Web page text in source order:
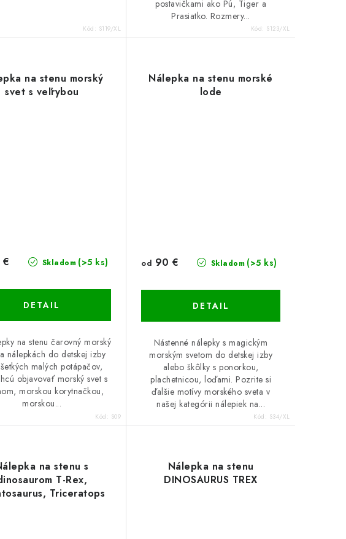
Kód: S119/XL
postavičkami ako Pú, Tiger a
Prasiatko. Rozmery...
Kód: S123/XL
na stenu morský
svet s veľrybou
Skladom (>5 ks)
€
DETAIL
na stenu čarovný morský
nálepkách do detskej izby
malých potápačov,
objavovať morský svet s
morskou korytnačkou,
morskou...
Kód: S09
Nálepka na stenu morské
lode
Skladom (>5 ks)
od 90 €
DETAIL
Nástenné nálepky s magickým
morským svetom do detskej izby
alebo škôlky s ponorkou,
plachetnicou, loďami. Pozrite si
ďalšie motívy morského sveta v
našej kategórii nálepiek na...
Kód: S34/XL
na stenu s
T-Rex,
Triceratops
Nálepka na stenu
DINOSAURUS TREX